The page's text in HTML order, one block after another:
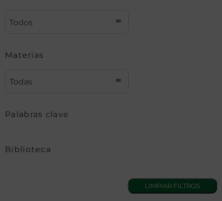
Todos
Materias
Todas
Palabras clave
Biblioteca